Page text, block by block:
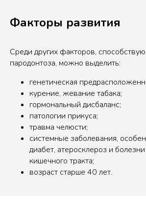
Факторы развития
Среди других факторов,
пародонтоза, можно выделить:
генетическая
курение, жевание табака;
гормональный дисбаланс;
патологии прикуса;
травма челюсти;
системные заболевания,
диабет, атеросклероз и
кишечного тракта;
возраст старше 40 лет.